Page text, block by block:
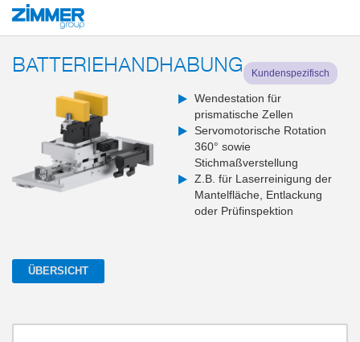
Start Produkte
BATTERIEHANDHABUNG Kundenspezifisch
Wendestation für
prismatische Zellen
Servomotorische Rotation
360° sowie
Stichmaßverstellung
Z.B. für Laserreinigung der
Mantelfläche, Entlackung
oder Prüfinspektion
ÜBERSICHT